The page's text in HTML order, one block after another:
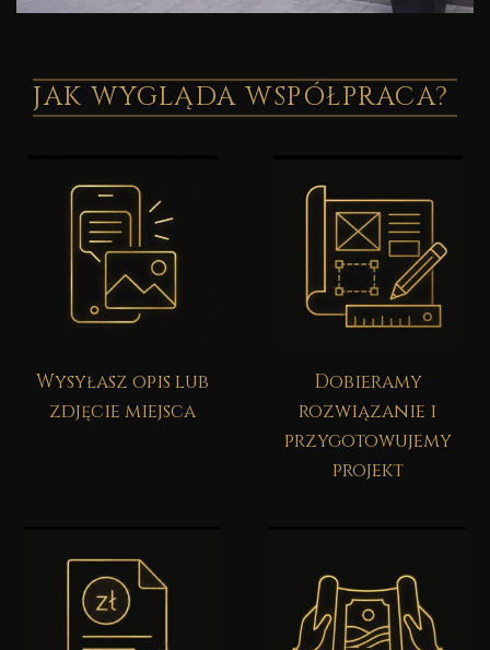
JAK WYGLĄDA WSPÓŁPRACA?
Wysyłasz opis lub
zdjęcie miejsca
Dobieramy
rozwiązanie i
przygotowujemy
projekt